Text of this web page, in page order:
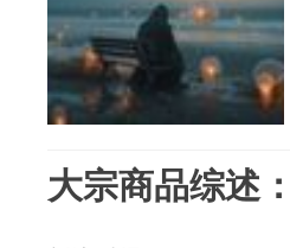
大宗商品综述